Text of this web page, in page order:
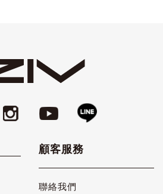
顧客服務
聯絡我們